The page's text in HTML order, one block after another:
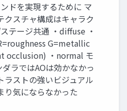
ドを実現するために マ
クスチャ構成はキャラク
テージ共通 ・diffuse ・
G=metallic
occlusion) ・normal モ
ラではAOは効かなかっ
ラストの強いビジュアル
り気にならなかった